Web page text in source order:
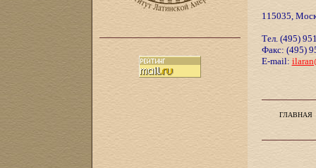
115035,
Тел. (495)
Факс: (495)
E-mail:
ГЛАВНАЯ